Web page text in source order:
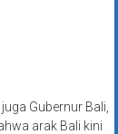
Gubernur Bali,
arak Bali kini